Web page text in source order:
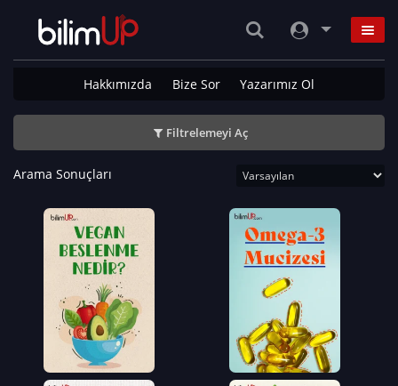
Hakkımızda Bize Sor Yazarımız Ol
Filtrelemeyi Aç
Arama Sonuçları